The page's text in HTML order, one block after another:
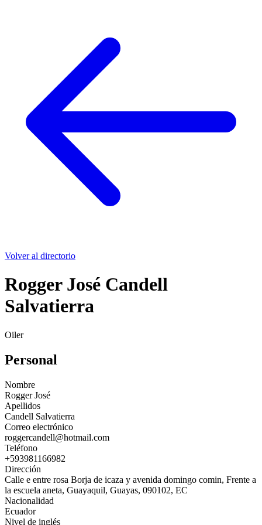
Volver al directorio
Rogger José Candell
Salvatierra
Oiler
Personal
Nombre
Rogger José
Apellidos
Candell Salvatierra
Correo electrónico
roggercandell@hotmail.com
Teléfono
+593981166982
Dirección
Calle e entre rosa Borja de icaza y avenida domingo comin, Frente a
la escuela aneta, Guayaquil, Guayas, 090102, EC
Nacionalidad
Ecuador
Nivel de inglés